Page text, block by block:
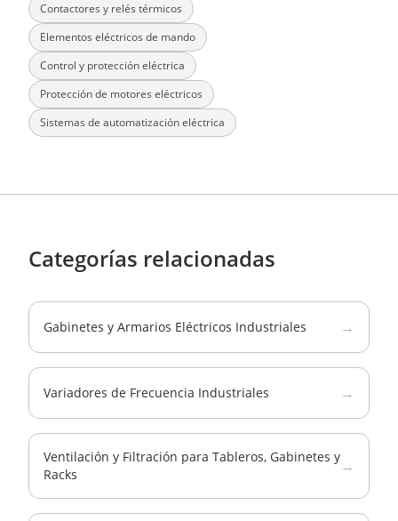
Contactores y relés térmicos
Elementos eléctricos de mando
Control y protección eléctrica
Protección de motores eléctricos
Sistemas de automatización eléctrica
Categorías relacionadas
Gabinetes y Armarios Eléctricos Industriales →
Variadores de Frecuencia Industriales →
Ventilación y Filtración para Tableros, Gabinetes y
Racks
→